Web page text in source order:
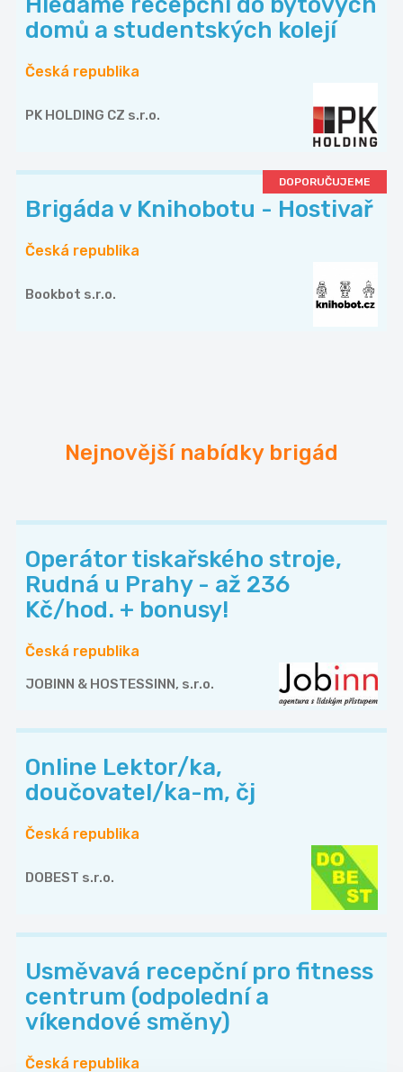
domů a studentských kolejí
Česká republika
PK HOLDING CZ s.r.o.
DOPORUČUJEME
Brigáda v Knihobotu - Hostivař
Česká republika
Bookbot s.r.o.
Nejnovější nabídky brigád
Operátor tiskařského stroje,
Rudná u Prahy - až 236
Kč/hod. + bonusy!
Česká republika
JOBINN & HOSTESSINN, s.r.o.
Online Lektor/ka,
doučovatel/ka-m, čj
Česká republika
DOBEST s.r.o.
Usměvavá recepční pro fitness
centrum (odpolední a
víkendové směny)
Česká republika